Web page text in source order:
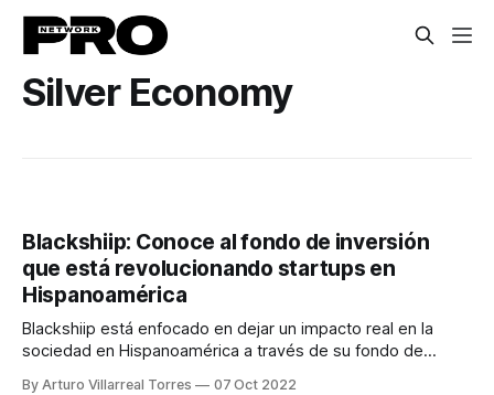
Silver Economy
Blackshiip: Conoce al fondo de inversión
que está revolucionando startups en
Hispanoamérica
Blackshiip está enfocado en dejar un impacto real en la
sociedad en Hispanoamérica a través de su fondo de
By Arturo Villarreal Torres 07 Oct 2022